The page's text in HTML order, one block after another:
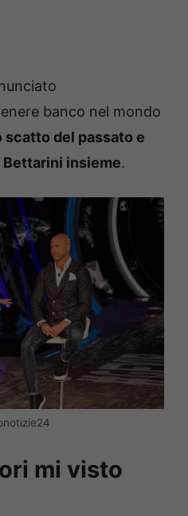
banco nel mondo
scatto del passato e
Bettarini insieme.
mi visto